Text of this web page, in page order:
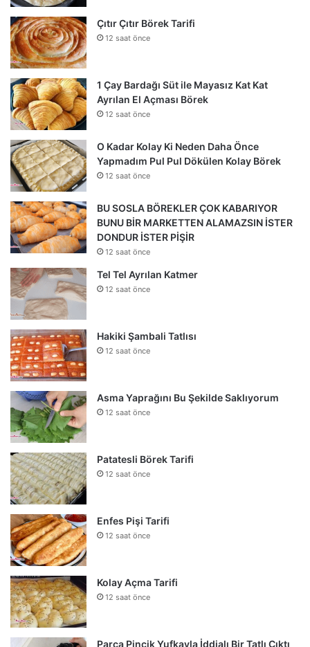
Çıtır Çıtır Börek Tarifi
12 saat önce
1 Çay Bardağı Süt ile Mayasız Kat Kat
Ayrılan El Açması Börek
12 saat önce
O Kadar Kolay Ki Neden Daha Önce
Yapmadım Pul Pul Dökülen Kolay Börek
12 saat önce
BU SOSLA BÖREKLER ÇOK KABARIYOR
BUNU BİR MARKETTEN ALAMAZSIN İSTER
DONDUR İSTER PİŞİR
12 saat önce
Tel Tel Ayrılan Katmer
12 saat önce
Hakiki Şambali Tatlısı
12 saat önce
Asma Yaprağını Bu Şekilde Saklıyorum
12 saat önce
Patatesli Börek Tarifi
12 saat önce
Enfes Pişi Tarifi
12 saat önce
Kolay Açma Tarifi
12 saat önce
Parça Pinçik Yufkayla İddialı Bir Tatlı Çıktı